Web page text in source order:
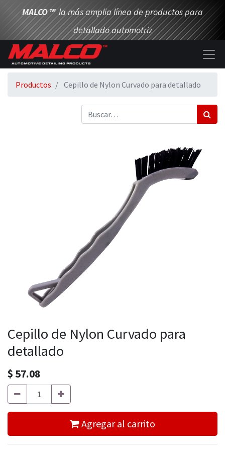
MALCO™ la más amplia línea de productos para
detallado automotriz
Productos Cepillo de Nylon Curvado para detallado
Cepillo de Nylon Curvado para
detallado
$ 57.08
Agregar al carrito